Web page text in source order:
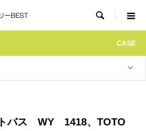

CASE
バス WY 1418、TOTO